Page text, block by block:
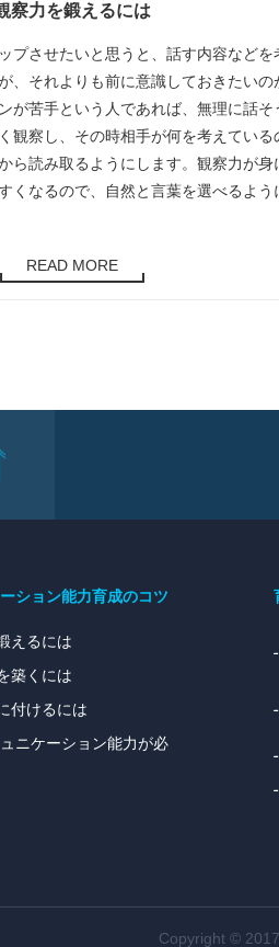
察力を鍛えるには
プさせたいと思うと、話す内容などを
、それよりも前に意識しておきたいの
が苦手という人であれば、無理に話そ
観察し、その時相手が何を考えている
ら読み取るようにします。観察力が身
くなるので、自然と言葉を選べるよう
READ MORE
ション能力育成のコツ
えるには
築くには
付けるには
ニケーション能力が必
Copyright ©